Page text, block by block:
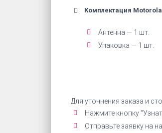
Комплектация Motorola
Антенна — 1 шт.
Упаковка — 1 шт.
Для уточнения заказа и
Нажмите кнопку
Отправьте заявку на